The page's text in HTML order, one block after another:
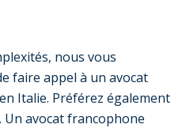
nous vous
faire appel à un avocat
Italie. Préférez également
Un avocat francophone